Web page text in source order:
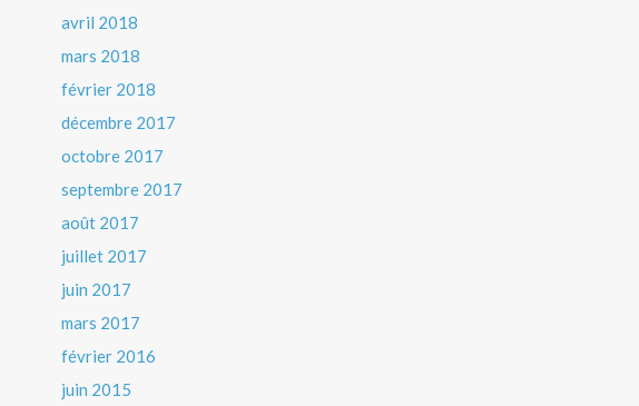
avril 2018
mars 2018
février 2018
décembre 2017
octobre 2017
septembre 2017
août 2017
juillet 2017
juin 2017
mars 2017
février 2016
juin 2015